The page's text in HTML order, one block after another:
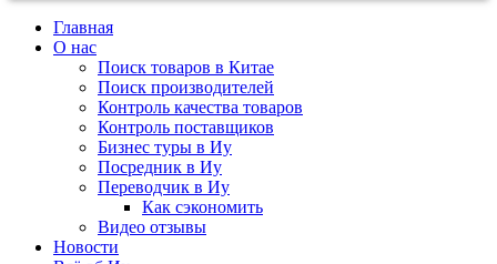
Главная
О нас
Поиск товаров в Китае
Поиск производителей
Контроль качества товаров
Контроль поставщиков
Бизнес туры в Иу
Посредник в Иу
Переводчик в Иу
Как сэкономить
Видео отзывы
Новости